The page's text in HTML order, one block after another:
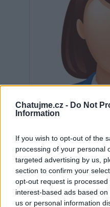
Chatujme.cz - Do Not
Information
If you wish to opt-out of the
processing of your personal
targeted advertising by us,
section to confirm your
opt-out request is
interest-based ads based
us or personal information
Neověřeno